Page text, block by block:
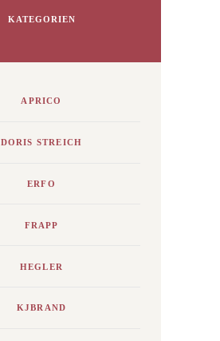
KATEGORIEN
APRICO
DORIS STREICH
ERFO
FRAPP
HEGLER
KJBRAND